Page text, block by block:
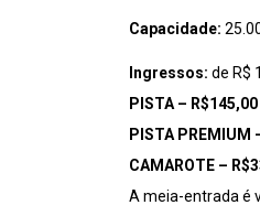
Capacidade:
Ingressos: de R$
PISTA –
PISTA
CAMAROTE –
A meia-entrada é